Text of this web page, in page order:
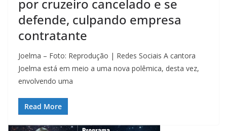
por cruzeiro cancelado e se
defende, culpando empresa
contratante
Joelma – Foto: Reprodução | Redes Sociais A cantora
Joelma está em meio a uma nova polêmica, desta vez,
envolvendo uma
Read More